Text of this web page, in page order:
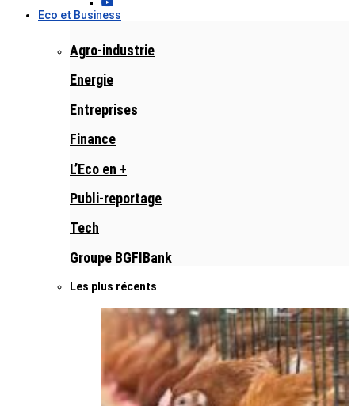
Eco et Business
Agro-industrie
Energie
Entreprises
Finance
L’Eco en +
Publi-reportage
Tech
Groupe BGFIBank
Les plus récents